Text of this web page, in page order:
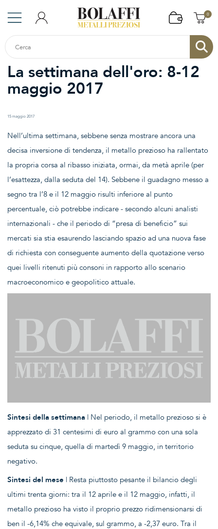
0
La settimana dell'oro: 8-12
maggio 2017
15 maggio 2017
Nell’ultima settimana, sebbene senza mostrare ancora una
decisa inversione di tendenza, il metallo prezioso ha rallentato
la propria corsa al ribasso iniziata, ormai, da metà aprile (per
l’esattezza, dalla seduta del 14). Sebbene il guadagno messo a
segno tra l’8 e il 12 maggio risulti inferiore al punto
percentuale, ciò potrebbe indicare - secondo alcuni analisti
internazionali - che il periodo di “presa di beneficio” sui
mercati sia stia esaurendo lasciando spazio ad una nuova fase
di richiesta con conseguente aumento della quotazione verso
quei livelli ritenuti più consoni in rapporto allo scenario
macroeconomico e geopolitico attuale.
Sintesi della settimana | Nel periodo, il metallo prezioso si è
apprezzato di 31 centesimi di euro al grammo con una sola
seduta su cinque, quella di martedì 9 maggio, in territorio
negativo.
Sintesi del mese | Resta piuttosto pesante il bilancio degli
ultimi trenta giorni: tra il 12 aprile e il 12 maggio, infatti, il
metallo prezioso ha visto il proprio prezzo ridimensionarsi di
ben il -6,14% che equivale, sul grammo, a -2,37 euro. Tra il